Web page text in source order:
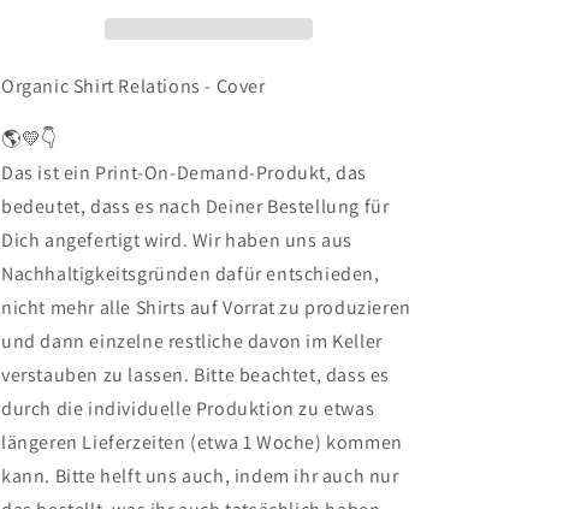
Organic Shirt Relations - Cover
🌎💛👇
Das ist ein Print-On-Demand-Produkt, das
bedeutet, dass es nach Deiner Bestellung für
Dich angefertigt wird. Wir haben uns aus
Nachhaltigkeitsgründen dafür entschieden,
nicht mehr alle Shirts auf Vorrat zu produzieren
und dann einzelne restliche davon im Keller
verstauben zu lassen. Bitte beachtet, dass es
durch die individuelle Produktion zu etwas
längeren Lieferzeiten (etwa 1 Woche) kommen
kann. Bitte helft uns auch, indem ihr auch nur